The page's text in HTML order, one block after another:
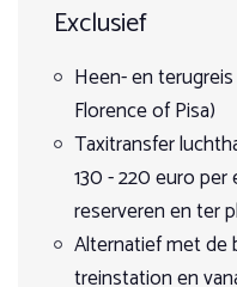
10 11
17 18 19
24 25 26
31 1 2
Exclusief
Heen- en
Florence of Pisa)
Taxitransfer
130 - 220 euro
reserveren en ter
Alternatief met de
treinstation en